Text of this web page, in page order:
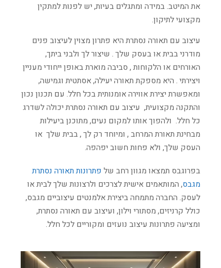
את המיטב. במידה ומתגלים בעיות, יש לפנות למתקין
מקצועי לתיקון.
עיצוב עם תאורה נסתרת היא פתרון מצוין לעיצוב פנים
מודרני בבית או בעסק שלך . שיצור לך ולבני ביתך,
האורחים או הלקוחות , סביבה מוארת באופן ייחודי מעניין
ויצירתי . היא מספקת תאורה יעילה, אסתטית וגמישה,
ומאפשרת יצירת אווירה אומנותית בכל חלל. עם תכנון נכון
והתקנה מקצועית, עיצוב עם תאורה נסתרת יכולה לשדרג
כל חלל. ולהפוך אותו למקום נעים, מתוכנן ביעילות
מבחינת תאורת המרחב , ומיוחד רק לך , בבית שלך או
העסק שלך, ולא פחות חשוב יפהפה.
בפרוגבס תמצאו מגוון רחב של פתרונות תאורה נסתרת
מגבס, המותאמים אישית לצרכים ולרצונות שלך לבית או
לעסק. החברה מתמחה ביצירת אלמנטים עיצוביים מגבס,
כולל קרניזים, מסתורי וילון, ועיצוב עם תאורה נסתרת,
ומציעה פתרונות עיצוב נועזים ומקוריים לכל חלל.